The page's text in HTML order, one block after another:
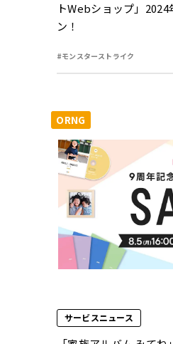
トWebショップ」
ン！
#モンスターストライク
ORNG
サービスニュース